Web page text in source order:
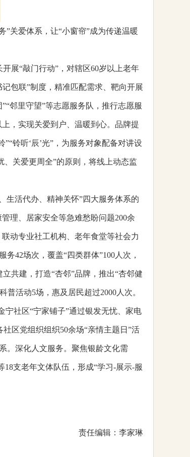
”关爱体系，让“小窗帘”成为传递温暖
展“敲门行动”，对辖区60岁以上老年
包联”制度，精准匹配需求、靶向开展
邻里守望”等志愿服务队，推行志愿服
，实现关爱到户、温暖到心。品牌提
铃听‘辰’光”，为服务对象配备对讲设
、关爱更周全”的原则，将线上动态监
生活代办、精神关怀”四大服务体系的
理、居家安全等急难愁盼问题200余
动专业社工机构、老年食堂等社会力
42场次，覆盖“四类群体”100人次，
共建，打造“杏邻”品牌，推出“杏邻健
活动5场，惠及居民超过2000人次。
宁社区“宁家铺子”通过银发无忧、家电
区党组织组织50余场“亲情主题日”活
。深化人文服务。聚焦银龄文化需
18支老年文体队伍，形成“学习-展示-服
责任编辑：李家琳